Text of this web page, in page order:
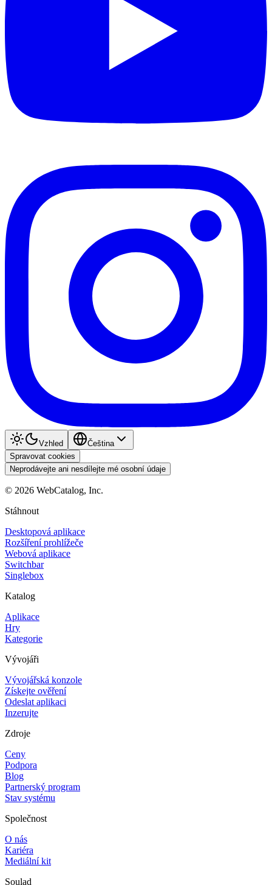
Vzhled
Čeština
Spravovat cookies
Neprodávejte ani nesdílejte mé osobní údaje
© 2026 WebCatalog, Inc.
Stáhnout
Desktopová aplikace
Rozšíření prohlížeče
Webová aplikace
Switchbar
Singlebox
Katalog
Aplikace
Hry
Kategorie
Vývojáři
Vývojářská konzole
Získejte ověření
Odeslat aplikaci
Inzerujte
Zdroje
Ceny
Podpora
Blog
Partnerský program
Stav systému
Společnost
O nás
Kariéra
Mediální kit
Soulad